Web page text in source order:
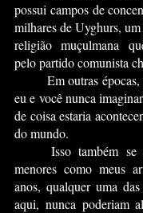
possui campos de
milhares de Uyghurs,
religião muçulmana
pelo partido comunista
eu e você nunca
de coisa estaria
do mundo.
menores como meus
anos, qualquer uma
aqui, nunca poderiam